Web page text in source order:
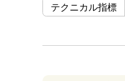
テクニカル指標